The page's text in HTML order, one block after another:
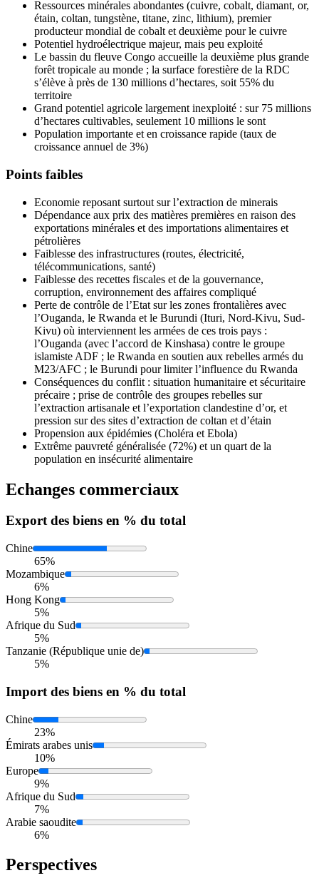
Ressources minérales abondantes (cuivre, cobalt, diamant, or,
étain, coltan, tungstène, titane, zinc, lithium), premier
producteur mondial de cobalt et deuxième pour le cuivre
Potentiel hydroélectrique majeur, mais peu exploité
Le bassin du fleuve Congo accueille la deuxième plus grande
forêt tropicale au monde ; la surface forestière de la RDC
s’élève à près de 130 millions d’hectares, soit 55% du
territoire
Grand potentiel agricole largement inexploité : sur 75 millions
d’hectares cultivables, seulement 10 millions le sont
Population importante et en croissance rapide (taux de
croissance annuel de 3%)
Points faibles
Economie reposant surtout sur l’extraction de minerais
Dépendance aux prix des matières premières en raison des
exportations minérales et des importations alimentaires et
pétrolières
Faiblesse des infrastructures (routes, électricité,
télécommunications, santé)
Faiblesse des recettes fiscales et de la gouvernance,
corruption, environnement des affaires compliqué
Perte de contrôle de l’Etat sur les zones frontalières avec
l’Ouganda, le Rwanda et le Burundi (Ituri, Nord-Kivu, Sud-
Kivu) où interviennent les armées de ces trois pays :
l’Ouganda (avec l’accord de Kinshasa) contre le groupe
islamiste ADF ; le Rwanda en soutien aux rebelles armés du
M23/AFC ; le Burundi pour limiter l’influence du Rwanda
Conséquences du conflit : situation humanitaire et sécuritaire
précaire ; prise de contrôle des groupes rebelles sur
l’extraction artisanale et l’exportation clandestine d’or, et
pression sur des sites d’extraction de coltan et d’étain
Propension aux épidémies (Choléra et Ebola)
Extrême pauvreté généralisée (72%) et un quart de la
population en insécurité alimentaire
Echanges commerciaux
Exportdes biens en % du total
Chine
65%
Mozambique
6%
Hong Kong
5%
Afrique du Sud
5%
Tanzanie (République unie de)
5%
Import des biens en % du total
Chine
23%
Émirats arabes unis
10%
Europe
9%
Afrique du Sud
7%
Arabie saoudite
6%
Perspectives